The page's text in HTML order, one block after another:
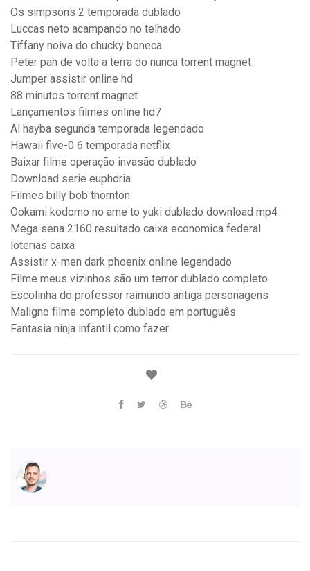
Os simpsons 2 temporada dublado
Luccas neto acampando no telhado
Tiffany noiva do chucky boneca
Peter pan de volta a terra do nunca torrent magnet
Jumper assistir online hd
88 minutos torrent magnet
Lançamentos filmes online hd7
Al hayba segunda temporada legendado
Hawaii five-0 6 temporada netflix
Baixar filme operação invasão dublado
Download serie euphoria
Filmes billy bob thornton
Ookami kodomo no ame to yuki dublado download mp4
Mega sena 2160 resultado caixa economica federal
loterias caixa
Assistir x-men dark phoenix online legendado
Filme meus vizinhos são um terror dublado completo
Escolinha do professor raimundo antiga personagens
Maligno filme completo dublado em português
Fantasia ninja infantil como fazer